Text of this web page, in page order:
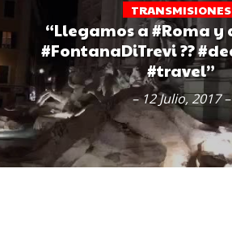
TRANSMISIONES
“Llegamos a #Roma y
#FontanaDiTrevi ??
#travel”
– 12 Julio, 2017 –